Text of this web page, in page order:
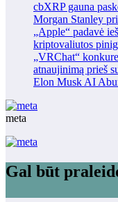
cbXRP gauna
Morgan Stanley
„Apple“ padavė
kriptovaliutos
„VRChat“
atnaujinimą prieš
Elon Musk AI
meta
Gal būt